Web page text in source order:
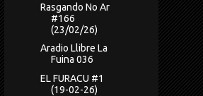
Rasgando No Ar
#166
(23/02/26)
Aradio Llibre La
Fuina 036
EL FURACU #1
(19-02-26)